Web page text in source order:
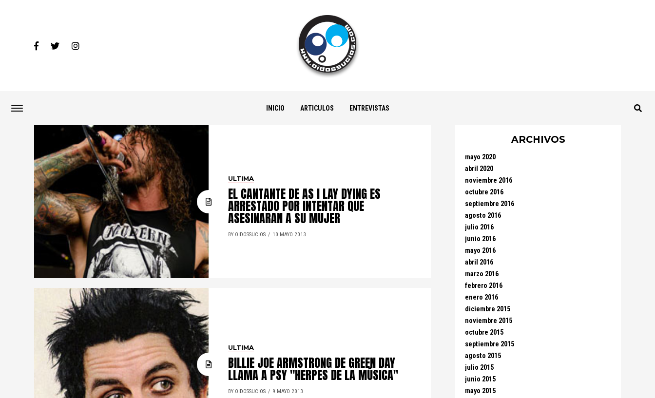
INICIO ARTICULOS ENTREVISTAS
ULTIMA
EL CANTANTE DE AS I LAY DYING ES
ARRESTADO POR INTENTAR QUE
ASESINARAN A SU MUJER
BY OIDOSSUCIOS 10 MAYO 2013
ULTIMA
BILLIE JOE ARMSTRONG DE GREEN DAY
LLAMA A PSY "HERPES DE LA MÚSICA"
BY OIDOSSUCIOS 9 MAYO 2013
ARCHIVOS
mayo 2020
abril 2020
noviembre 2016
octubre 2016
septiembre 2016
agosto 2016
julio 2016
junio 2016
mayo 2016
abril 2016
marzo 2016
febrero 2016
enero 2016
diciembre 2015
noviembre 2015
octubre 2015
septiembre 2015
agosto 2015
julio 2015
junio 2015
mayo 2015